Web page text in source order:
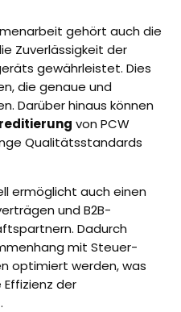
gehört auch die
Zuverlässigkeit der
gewährleistet. Dies
die genaue und
Darüber hinaus können
von PCW
Qualitätsstandards
ermöglicht auch einen
und B2B-
Dadurch
mit Steuer-
optimiert werden, was
der